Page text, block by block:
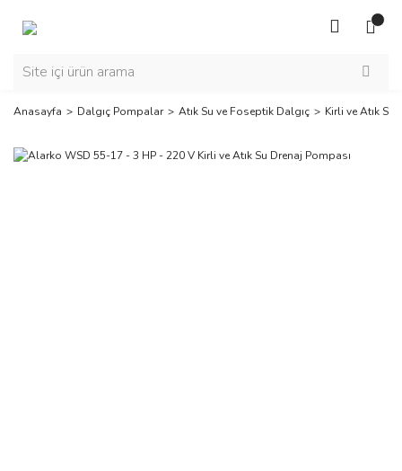
Anasayfa Dalgıç Pompalar Atık Su ve Foseptik Dalgıç Kirli ve Atık Su